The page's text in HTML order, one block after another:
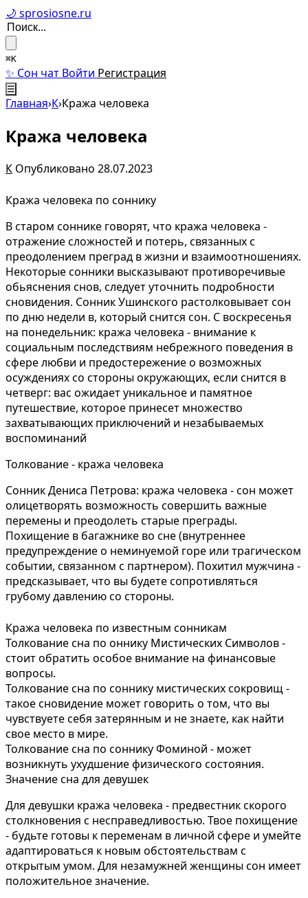
🌙 sprosiosne.ru
⌘K
✨ Сон чат Войти Регистрация
☰
Главная›К›Кража человека
Кража человека
К Опубликовано 28.07.2023
Кража человека по соннику
В старом соннике говорят, что кража человека -
отражение сложностей и потерь, связанных с
преодолением преград в жизни и взаимоотношениях.
Некоторые сонники высказывают противоречивые
обьяснения снов, следует уточнить подробности
сновидения. Сонник Ушинского растолковывает сон
по дню недели в, который снится сон. С воскресенья
на понедельник: кража человека - внимание к
социальным последствиям небрежного поведения в
сфере любви и предостережение о возможных
осуждениях со стороны окружающих, если снится в
четверг: вас ожидает уникальное и памятное
путешествие, которое принесет множество
захватывающих приключений и незабываемых
воспоминаний
Толкование - кража человека
Сонник Дениса Петрова: кража человека - сон может
олицетворять возможность совершить важные
перемены и преодолеть старые преграды.
Похищение в багажнике во сне (внутреннее
предупреждение о неминуемой горе или трагическом
событии, связанном с партнером). Похитил мужчина -
предсказывает, что вы будете сопротивляться
грубому давлению со стороны.
Кража человека по известным сонникам
Толкование сна по оннику Мистических Символов -
стоит обратить особое внимание на финансовые
вопросы.
Толкование сна по соннику мистических сокровищ -
такое сновидение может говорить о том, что вы
чувствуете себя затерянным и не знаете, как найти
свое место в мире.
Толкование сна по соннику Фоминой - может
возникнуть ухудшение физического состояния.
Значение сна для девушек
Для девушки кража человека - предвестник скорого
столкновения с несправедливостью. Твое похищение
- будьте готовы к переменам в личной сфере и умейте
адаптироваться к новым обстоятельствам с
открытым умом. Для незамужней женщины сон имеет
положительное значение.